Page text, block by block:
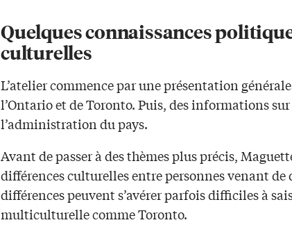
Quelques connaissances
culturelles
L’atelier commence par une présentation
l’Ontario et de Toronto. Puis, des informations
l’administration du pays.
Avant de passer à des thèmes plus précis,
différences culturelles entre personnes venant de
différences peuvent s’avérer parfois difficiles à
multiculturelle comme Toronto.